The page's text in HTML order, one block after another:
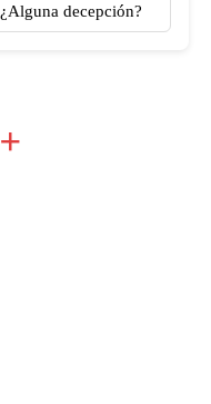
decepción?